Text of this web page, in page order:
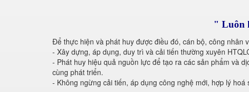
" Luôn
Để thực hiện và phát huy được điều đó, cán bộ, công nhân
- Xây dựng, áp dụng, duy trì và cải tiến thường xuyên
- Phát huy hiệu quả nguồn lực để tạo ra các sản phẩm và
cùng phát triển.
- Không ngừng cải tiến, áp dụng công nghệ mới, hợp lý